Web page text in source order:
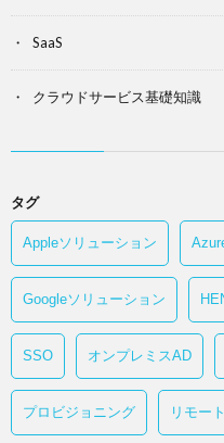
SaaS
クラウドサービス基礎知識
タグ
Appleソリューション
Googleソリューション
SSO オンプレミスAD
プロビジョニング リモー